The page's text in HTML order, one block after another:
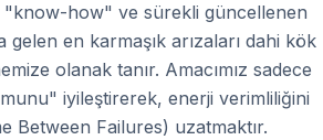
"know-how" ve sürekli güncellenen
gelen en karmaşık arızaları dahi kök
olanak tanır. Amacımız sadece
iyileştirerek, enerji verimliliğini
Between Failures) uzatmaktır.